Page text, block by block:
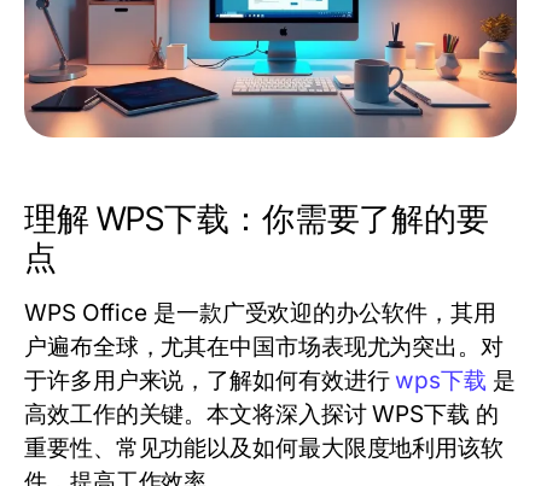
理解 WPS下载：你需要了解的要
点
WPS Office 是一款广受欢迎的办公软件，其用
户遍布全球，尤其在中国市场表现尤为突出。对
于许多用户来说，了解如何有效进行 wps下载 是
高效工作的关键。本文将深入探讨 WPS下载 的
重要性、常见功能以及如何最大限度地利用该软